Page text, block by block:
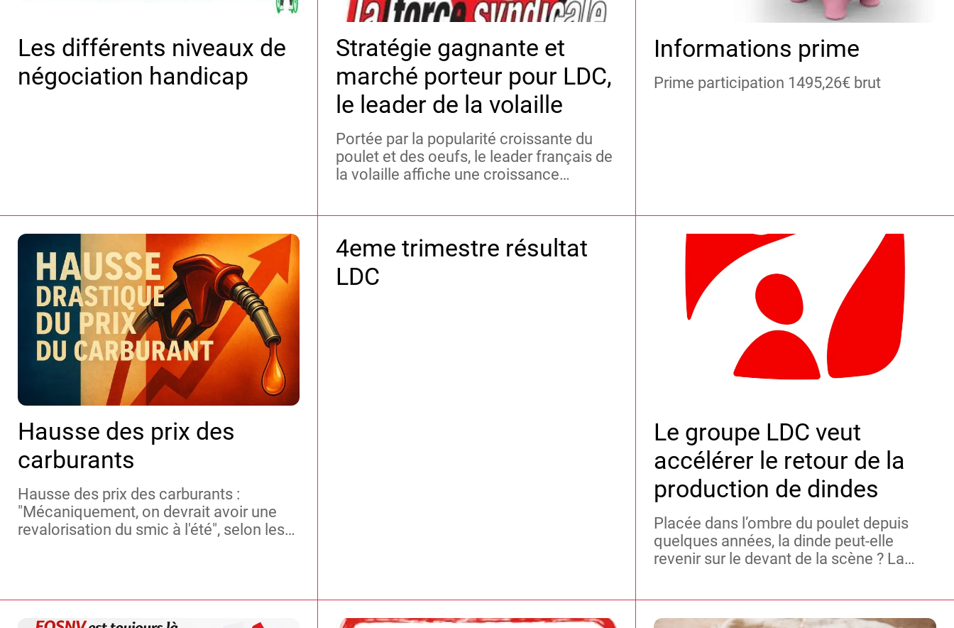
Les différents niveaux de
négociation handicap
Stratégie gagnante et
marché porteur pour LDC,
le leader de la volaille
Portée par la popularité croissante du
poulet et des oeufs, le leader français de
la volaille affiche une croissance
dépassé ses objectifs financiers et
venons de l'intégrer dans notre sélection
Informations prime
Prime participation 1495,26€ brut
Hausse des prix des
carburants
Hausse des prix des carburants :
"Mécaniquement, on devrait avoir une
revalorisation du smic à l'été", selon les
4eme trimestre résultat
LDC
Le groupe LDC veut
accélérer le retour de la
production de dindes
Placée dans l’ombre du poulet depuis
quelques années, la dinde peut-elle
revenir sur le devant de la scène ? La